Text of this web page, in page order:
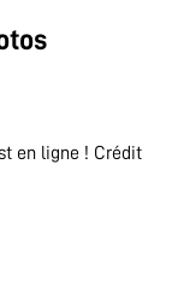
en ligne ! Crédit